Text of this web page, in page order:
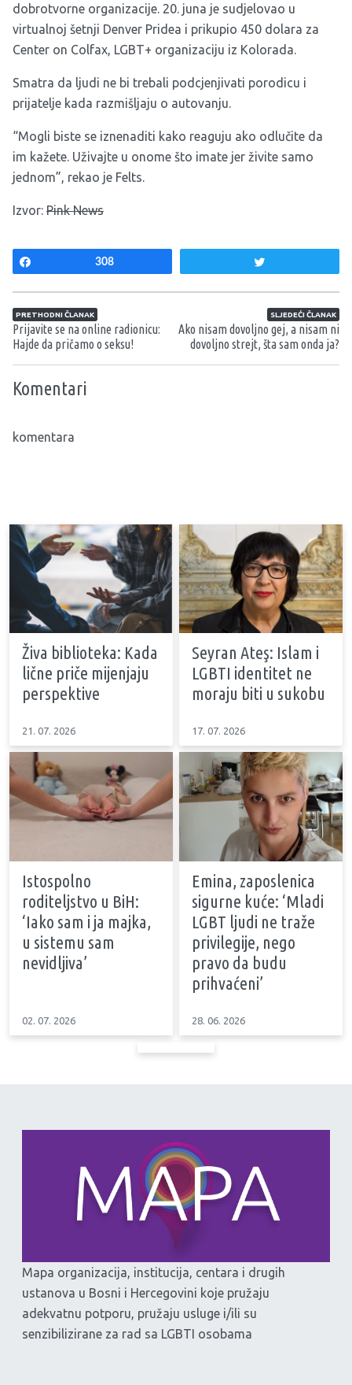
dobrotvorne organizacije. 20. juna je sudjelovao u
virtualnoj šetnji Denver Pridea i prikupio 450 dolara za
Center on Colfax, LGBT+ organizaciju iz Kolorada.
Smatra da ljudi ne bi trebali podcjenjivati ​​porodicu i
prijatelje kada razmišljaju o autovanju.
“Mogli biste se iznenaditi kako reaguju ako odlučite da
im kažete. Uživajte u onome što imate jer živite samo
jednom”, rekao je Felts.
Izvor: Pink News
308
Navigacija članaka
PRETHODNI ČLANAK
Prijavite se na online radionicu:
Hajde da pričamo o seksu!
SLJEDEĆI ČLANAK
Ako nisam dovoljno gej, a nisam ni
dovoljno strejt, šta sam onda ja?
Komentari
komentara
Živa biblioteka: Kada
lične priče mijenjaju
perspektive
21. 07. 2026
Seyran Ateş: Islam i
LGBTI identitet ne
moraju biti u sukobu
17. 07. 2026
Istospolno
roditeljstvo u BiH:
‘Iako sam i ja majka,
u sistemu sam
nevidljiva’
02. 07. 2026
Emina, zaposlenica
sigurne kuće: ‘Mladi
LGBT ljudi ne traže
privilegije, nego
pravo da budu
prihvaćeni’
28. 06. 2026
Mapa organizacija, institucija, centara i drugih
ustanova u Bosni i Hercegovini koje pružaju
adekvatnu potporu, pružaju usluge i/ili su
senzibilizirane za rad sa LGBTI osobama